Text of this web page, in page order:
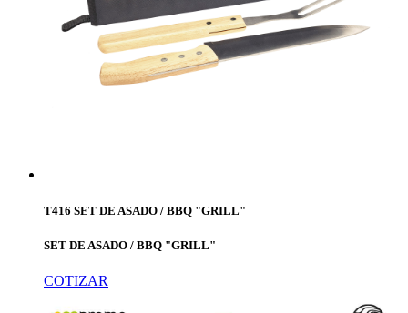
T416 SET DE ASADO / BBQ "GRILL"
SET DE ASADO / BBQ "GRILL"
COTIZAR